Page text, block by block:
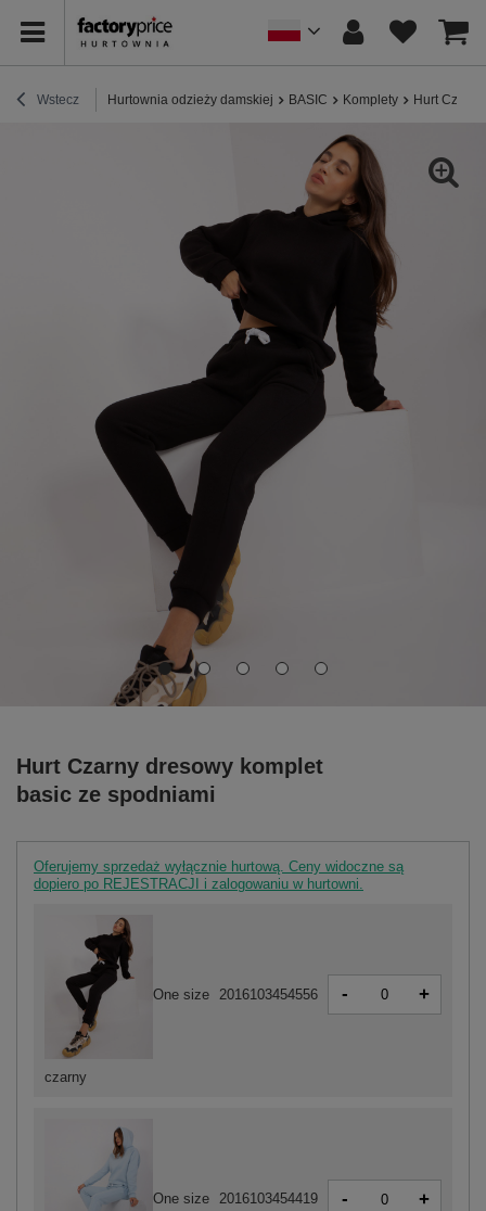
Wstecz Hurtownia odzieży damskiej BASIC Komplety Hurt
Hurt Czarny dresowy komplet
basic ze spodniami
Oferujemy sprzedaż wyłącznie hurtową. Ceny widoczne są
dopiero po REJESTRACJI i zalogowaniu w hurtowni.
One size 2016103454419 - +
czarny
One size 2016103454556 - +